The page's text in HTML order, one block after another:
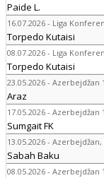
Paide L.
16.07.2026 - Liga
Torpedo Kutaisi
08.07.2026 - Liga
Torpedo Kutaisi
23.05.2026 - Azerbejdžan
Araz
17.05.2026 - Azerbejdžan
Sumgait FK
13.05.2026 -
Sabah Baku
08.05.2026 - Azerbejdžan